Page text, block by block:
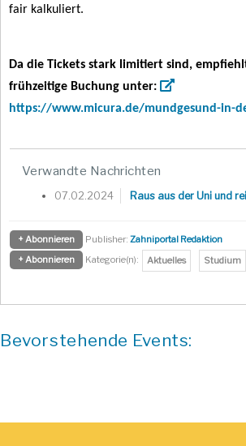
fair kalkuliert.
Da die Tickets stark limitiert sind,
frühzeitige Buchung unter:
https://www.micura.de/mundgesund-in-
Verwandte Nachrichten
07.02.2024 Raus aus der Uni und
+ Abonnieren Publisher: Zahniportal Redaktion
+ Abonnieren
Kategorie(n): Aktuelles Studium
Bevorstehende Events: